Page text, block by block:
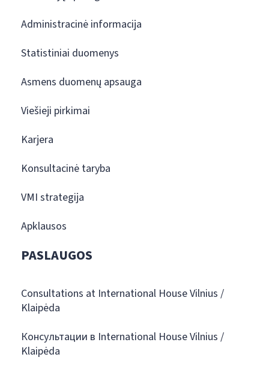
Administracinė informacija
Statistiniai duomenys
Asmens duomenų apsauga
Viešieji pirkimai
Karjera
Konsultacinė taryba
VMI strategija
Apklausos
PASLAUGOS
Consultations at International House Vilnius /
Klaipėda
Консультации в International House Vilnius /
Klaipėda